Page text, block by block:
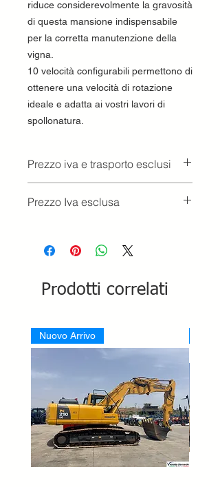
riduce considerevolmente la gravosità
di questa mansione indispensabile
per la corretta manutenzione della
vigna.
10 velocità configurabili permettono di
ottenere una velocità di rotazione
ideale e adatta ai vostri lavori di
spollonatura.
Prezzo iva e trasporto esclusi
Prezzo Iva esclusa
Prodotti correlati
Nuovo Arrivo